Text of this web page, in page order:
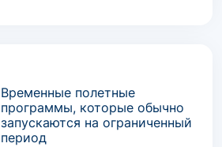
Временные полетные
программы, которые обычно
запускаются на ограниченный
период